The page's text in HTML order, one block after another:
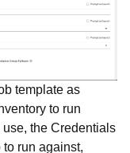
template as
to run
the Credentials
run against,